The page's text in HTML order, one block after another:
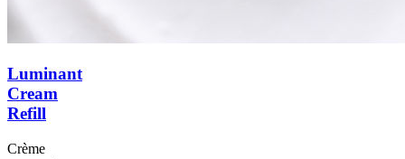
Luminant
Cream
Refill
Crème